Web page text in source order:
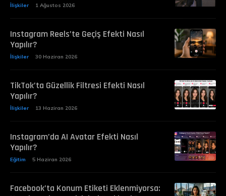
İlişkiler 1 Ağustos 2026
Instagram Reels’te Geçiş Efekti Nasıl
Yapılır?
İlişkiler 30 Haziran 2026
TikTok’ta Güzellik Filtresi Efekti Nasıl
Yapılır?
İlişkiler 13 Haziran 2026
Instagram’da AI Avatar Efekti Nasıl
Yapılır?
Eğitim 5 Haziran 2026
Facebook’ta Konum Etiketi Eklenmiyorsa: